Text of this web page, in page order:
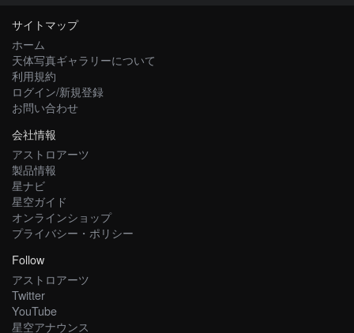
サイトマップ
ホーム
天体写真ギャラリーについて
利用規約
ログイン/新規登録
お問い合わせ
会社情報
アストロアーツ
製品情報
星ナビ
星空ガイド
オンラインショップ
プライバシー・ポリシー
Follow
アストロアーツ
Twitter
YouTube
星空アナウンス